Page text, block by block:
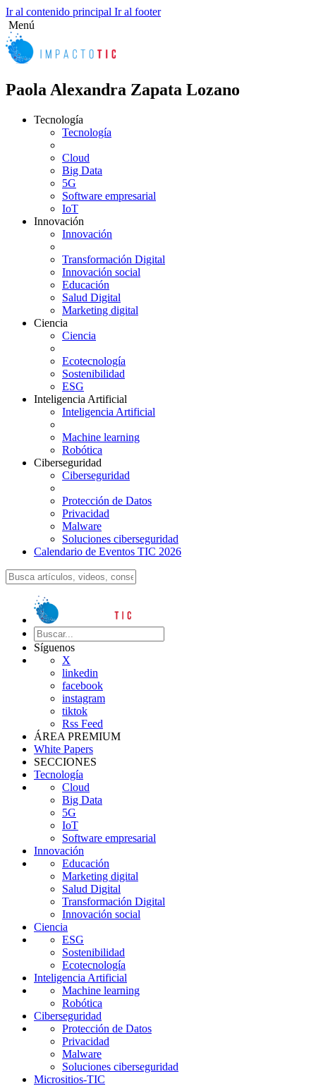
Ir al contenido principal Ir al footer
Menú
Paola Alexandra Zapata Lozano
Tecnología
Tecnología
Cloud
Big Data
5G
Software empresarial
IoT
Innovación
Innovación
Transformación Digital
Innovación social
Educación
Salud Digital
Marketing digital
Ciencia
Ciencia
Ecotecnología
Sostenibilidad
ESG
Inteligencia Artificial
Inteligencia Artificial
Machine learning
Robótica
Ciberseguridad
Ciberseguridad
Protección de Datos
Privacidad
Malware
Soluciones ciberseguridad
Calendario de Eventos TIC 2026
Síguenos
X
linkedin
facebook
instagram
tiktok
Rss Feed
ÁREA PREMIUM
White Papers
SECCIONES
Tecnología
Cloud
Big Data
5G
IoT
Software empresarial
Innovación
Educación
Marketing digital
Salud Digital
Transformación Digital
Innovación social
Ciencia
ESG
Sostenibilidad
Ecotecnología
Inteligencia Artificial
Machine learning
Robótica
Ciberseguridad
Protección de Datos
Privacidad
Malware
Soluciones ciberseguridad
Micrositios-TIC